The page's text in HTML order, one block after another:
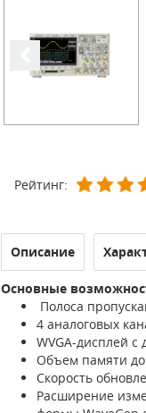
Рейтинг:
Описание
Основные
Полоса
4 аналоговых
WVGA-дисплей
Объем памяти
Скорость
Расширение